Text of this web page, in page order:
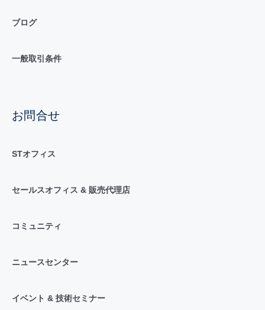
ブログ
一般取引条件
お問合せ
STオフィス
セールスオフィス & 販売代理店
コミュニティ
ニュースセンター
イベント & 技術セミナー